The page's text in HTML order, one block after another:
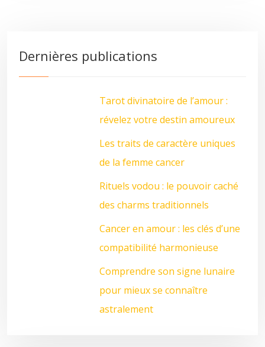
Dernières publications
Tarot divinatoire de l’amour :
révelez votre destin amoureux
Les traits de caractère uniques
de la femme cancer
Rituels vodou : le pouvoir caché
des charms traditionnels
Cancer en amour : les clés d’une
compatibilité harmonieuse
Comprendre son signe lunaire
pour mieux se connaître
astralement